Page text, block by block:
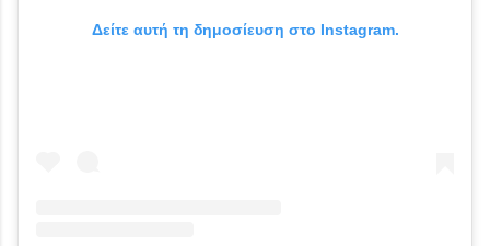
Δείτε αυτή τη δημοσίευση στο Instagram.